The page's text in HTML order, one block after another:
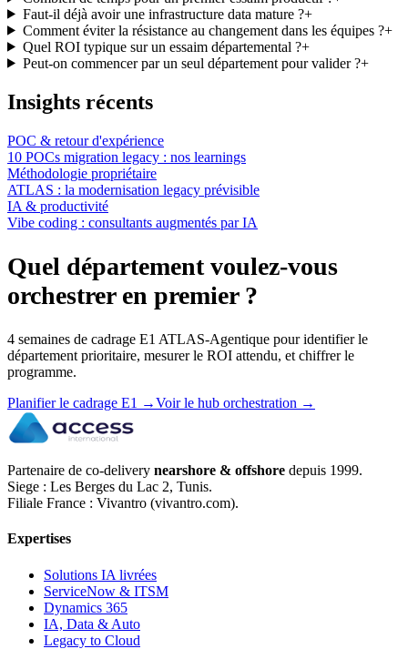
Faut-il déjà avoir une infrastructure data mature ?+
Comment éviter la résistance au changement dans les équipes ?+
Quel ROI typique sur un essaim départemental ?+
Peut-on commencer par un seul département pour valider ?+
Insights récents
POC & retour d'expérience
10 POCs migration legacy : nos learnings
Méthodologie propriétaire
ATLAS : la modernisation legacy prévisible
IA & productivité
Vibe coding : consultants augmentés par IA
Quel département voulez-vous
orchestrer en premier ?
4 semaines de cadrage E1 ATLAS-Agentique pour identifier le
département prioritaire, mesurer le ROI attendu, et chiffrer le
programme.
Planifier le cadrage E1 →Voir le hub orchestration →
Partenaire de co-delivery nearshore & offshore depuis 1999.
Siege : Les Berges du Lac 2, Tunis.
Filiale France : Vivantro (vivantro.com).
Expertises
Solutions IA livrées
ServiceNow & ITSM
Dynamics 365
IA, Data & Auto
Legacy to Cloud